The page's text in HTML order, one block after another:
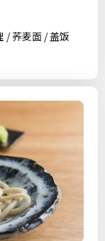
/ 荞麦面 / 盖饭